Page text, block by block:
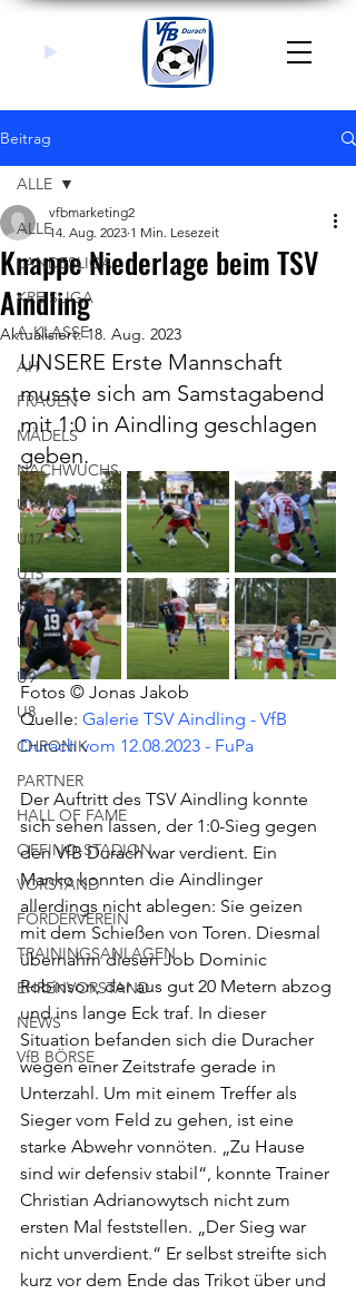
Beitrag
ALLE
LANDESLIGA
KREISLIGA
A-KLASSE
AH
FRAUEN
MÄDELS
NACHWUCHS
U19
U17
U15
U13
U11
U9
U8
CHRONIK
PARTNER
HALL OF FAME
OFFINO-STADION
VORSTAND
FÖRDERVEREIN
TRAININGSANLAGEN
EHRENVORSTAND
NEWS
VfB BÖRSE
ALLE
Knappe Niederlage beim TSV
Aindling
vfbmarketing2
14. Aug. 2023 1 Min. Lesezeit
Aktualisiert:18. Aug. 2023
UNSERE Erste Mannschaft
musste sich am Samstagabend
mit 1:0 in Aindling geschlagen
geben.
Fotos © Jonas Jakob
Quelle: Galerie TSV Aindling - VfB
Durach vom 12.08.2023 - FuPa
Der Auftritt des TSV Aindling konnte
sich sehen lassen, der 1:0-Sieg gegen
den VfB Durach war verdient. Ein
Manko konnten die Aindlinger
allerdings nicht ablegen: Sie geizen
mit dem Schießen von Toren. Diesmal
übernahm diesen Job Dominic
Robinson, der aus gut 20 Metern abzog
und ins lange Eck traf. In dieser
Situation befanden sich die Duracher
wegen einer Zeitstrafe gerade in
Unterzahl. Um mit einem Treffer als
Sieger vom Feld zu gehen, ist eine
starke Abwehr vonnöten. „Zu Hause
sind wir defensiv stabil“, konnte Trainer
Christian Adrianowytsch nicht zum
ersten Mal feststellen. „Der Sieg war
nicht unverdient.“ Er selbst streifte sich
kurz vor dem Ende das Trikot über und